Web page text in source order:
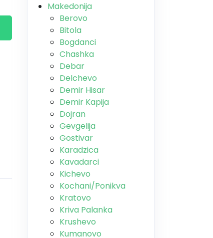
Makedonija
Berovo
Bitola
Bogdanci
Chashka
Debar
Delchevo
Demir Hisar
Demir Kapija
Dojran
Gevgelija
Gostivar
Karadzica
Kavadarci
Kichevo
Kochani/Ponikva
Kratovo
Kriva Palanka
Krushevo
Kumanovo